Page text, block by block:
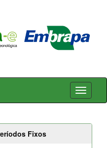
Fixos